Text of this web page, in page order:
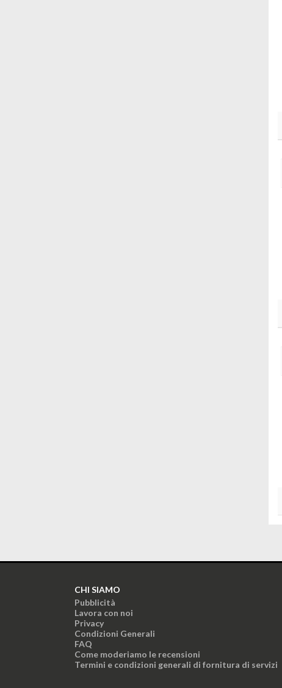
CHI SIAMO
Pubblicità
Lavora con noi
Privacy
Condizioni Generali
FAQ
Come moderiamo le recensioni
Termini e condizioni generali di fornitura di servizi